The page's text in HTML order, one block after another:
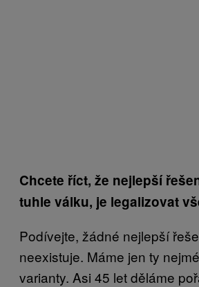
Chcete říct, že nejlepší
tuhle válku, je legalizovat
Podívejte, žádné nejlepší
neexistuje. Máme jen ty
varianty. Asi 45 let děláme